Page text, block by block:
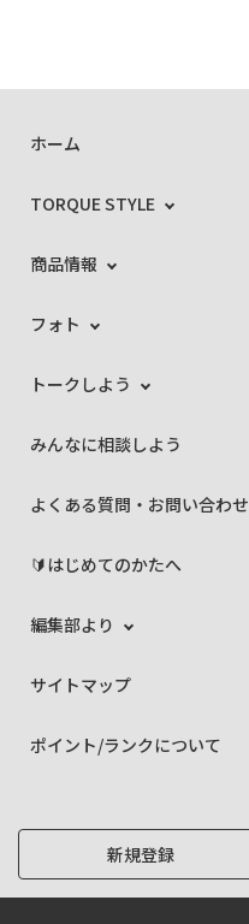
ホーム
TORQUE STYLE
商品情報
フォト
トークしよう
みんなに相談しよう
よくある質問・お問い合わせ
🔰はじめてのかたへ
編集部より
サイトマップ
ポイント/ランクについて
新規登録